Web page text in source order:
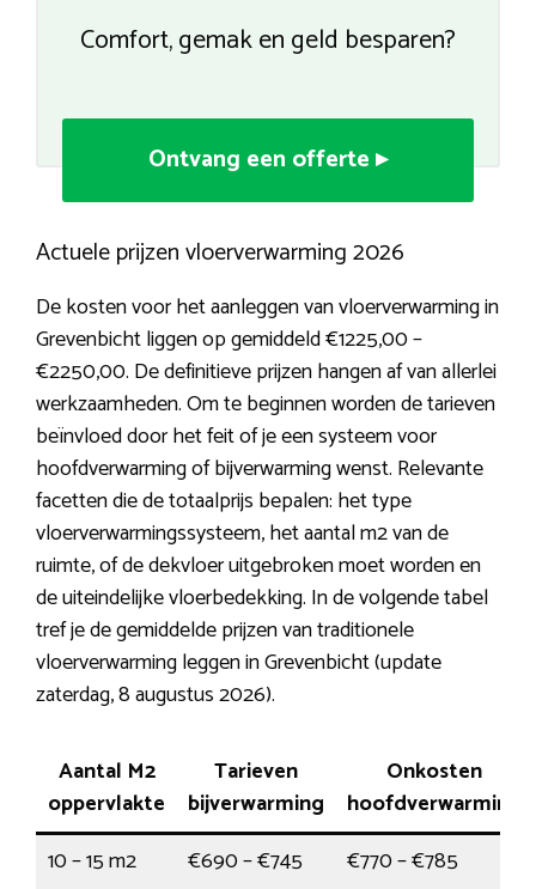
Comfort, gemak en geld besparen?
Ontvang een offerte ▸
Actuele prijzen vloerverwarming 2026
De kosten voor het aanleggen van vloerverwarming in
Grevenbicht liggen op gemiddeld €1225,00 –
€2250,00. De definitieve prijzen hangen af van allerlei
werkzaamheden. Om te beginnen worden de tarieven
beïnvloed door het feit of je een systeem voor
hoofdverwarming of bijverwarming wenst. Relevante
facetten die de totaalprijs bepalen: het type
vloerverwarmingssysteem, het aantal m2 van de
ruimte, of de dekvloer uitgebroken moet worden en
de uiteindelijke vloerbedekking. In de volgende tabel
tref je de gemiddelde prijzen van traditionele
vloerverwarming leggen in Grevenbicht (update
zaterdag, 8 augustus 2026).
Aantal M2
oppervlakte
Tarieven
bijverwarming
Onkosten
hoofdverwarming
10 – 15 m2
€690 – €745
€770 – €785